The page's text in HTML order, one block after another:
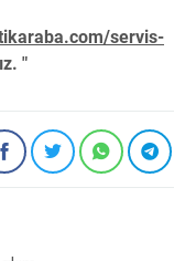
servis-
"